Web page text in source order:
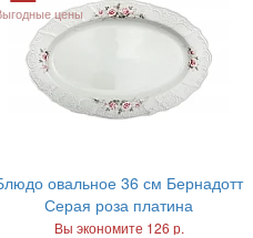
цены
овальное 36 см Бернадотт
Серая роза платина
Вы экономите 126 р.